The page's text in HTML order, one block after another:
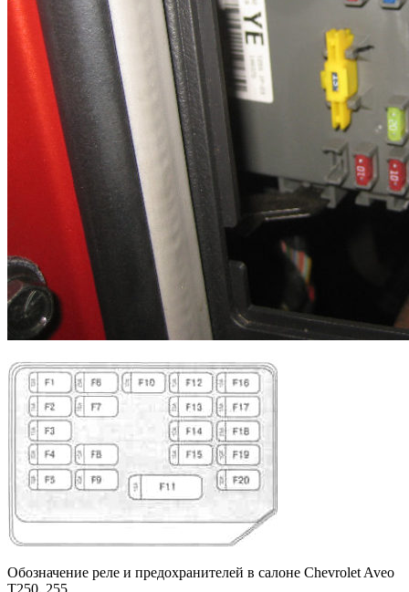
Обозначение реле и предохранителей в салоне Chevrolet Aveo
T250, 255